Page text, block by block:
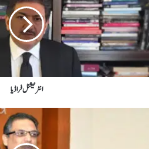
انٹرنیشنل فراڈیا